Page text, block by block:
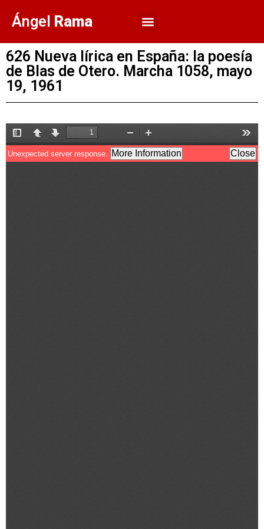
Ángel Rama
626 Nueva lírica en España: la poesía
de Blas de Otero. Marcha 1058, mayo
19, 1961